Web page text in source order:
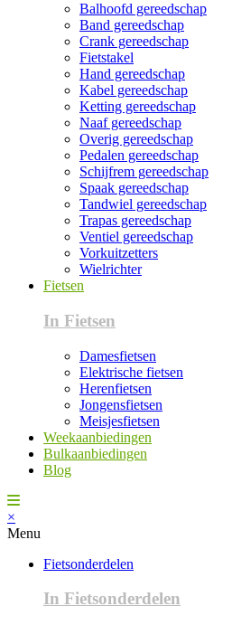
Balhoofd gereedschap
Band gereedschap
Crank gereedschap
Fietstakel
Hand gereedschap
Kabel gereedschap
Ketting gereedschap
Naaf gereedschap
Overig gereedschap
Pedalen gereedschap
Schijfrem gereedschap
Spaak gereedschap
Tandwiel gereedschap
Trapas gereedschap
Ventiel gereedschap
Vorkuitzetters
Wielrichter
Fietsen
In Fietsen
Damesfietsen
Elektrische fietsen
Herenfietsen
Jongensfietsen
Meisjesfietsen
Weekaanbiedingen
Bulkaanbiedingen
Blog
×
Menu
Fietsonderdelen
In Fietsonderdelen